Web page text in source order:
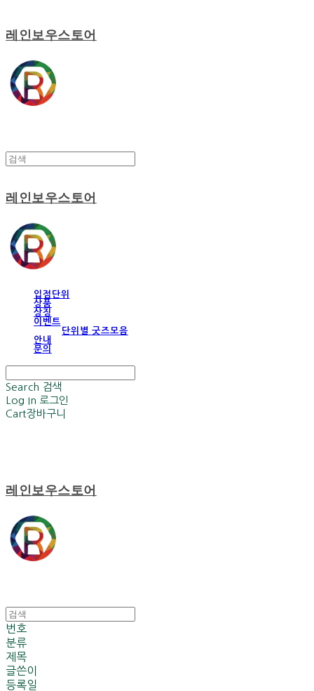
레인보우스토어
레인보우스토어
입점단위
상품
상징
이벤트
단위별 굿즈모음
안내
문의
Search 검색
Log In 로그인
Cart장바구니
레인보우스토어
번호
분류
제목
글쓴이
등록일